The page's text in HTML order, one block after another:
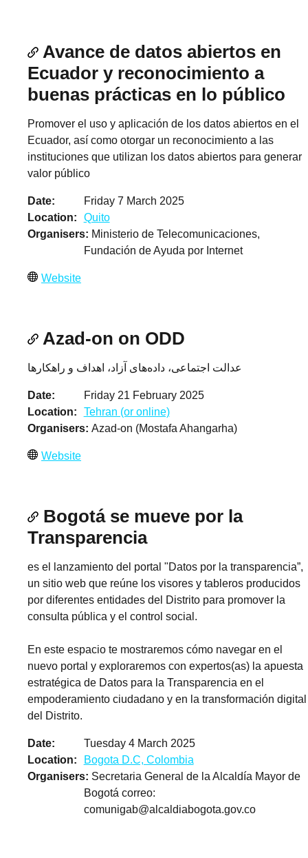
Avance de datos abiertos en
Ecuador y reconocimiento a
buenas prácticas en lo público
Promover el uso y aplicación de los datos abiertos en el
Ecuador, así como otorgar un reconocimiento a las
instituciones que utilizan los datos abiertos para generar
valor público
Date
Friday 7 March 2025
Location
Quito
Organisers
Ministerio de Telecomunicaciones,
Fundación de Ayuda por Internet
Website
Azad-on on ODD
عدالت اجتماعی، داده‌های آزاد، اهداف و راهکارها
Date
Friday 21 February 2025
Location
Tehran (or online)
Organisers Azad-on (Mostafa Ahangarha)
Website
Bogotá se mueve por la
Transparencia
es el lanzamiento del portal "Datos por la transparencia”,
un sitio web que reúne los visores y tableros producidos
por diferentes entidades del Distrito para promover la
consulta pública y el control social.
En este espacio te mostraremos cómo navegar en el
nuevo portal y exploraremos con expertos(as) la apuesta
estratégica de Datos para la Transparencia en el
empoderamiento ciudadano y en la transformación digital
del Distrito.
Date
Tuesday 4 March 2025
Location
Bogota D.C, Colombia
Organisers Secretaria General de la Alcaldía Mayor de
Bogotá correo:
comunigab@alcaldiabogota.gov.co